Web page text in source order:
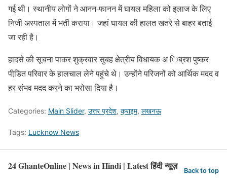
गई थी। स्थानीय लोगों ने आनन-फानन में घायल महिला को इलाज के लिए
निजी अस्पताल में भर्ती कराया। जहां घायल की हालत खतरे से बाहर बताई
जा रही है।
हादसे की सूचना पाकर शुक्रवार सुबह क्षेत्रीय विधायक अ िब्रश पुष्कर
पीडि़त परिवार के हालचाल लेने पहुंचे थे। उन्होंने परिजनों को आर्थिक मदद व
हर संभव मदद करने का भरोसा दिया है।
Categories: Main Slider, उत्तर प्रदेश, क्राइम, लखनऊ
Tags: Lucknow News
24 GhanteOnline | News in Hindi | Latest हिंदी न्यूज़ Back to top